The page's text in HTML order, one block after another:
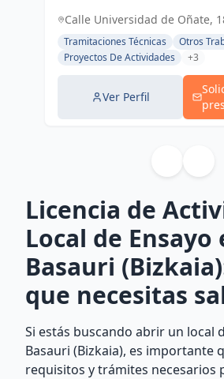
y funcional
Calle Universidad de Oñate,
Vizcaya, España, España
Tramitaciones Técnicas
Otros
Proyectos De Actividades
+3
Ver Perfil
Licencia de
Local de Ensayo
Basauri
que necesitas
Si estás buscando abrir un local
Basauri (Bizkaia), es importante
requisitos y trámites necesarios